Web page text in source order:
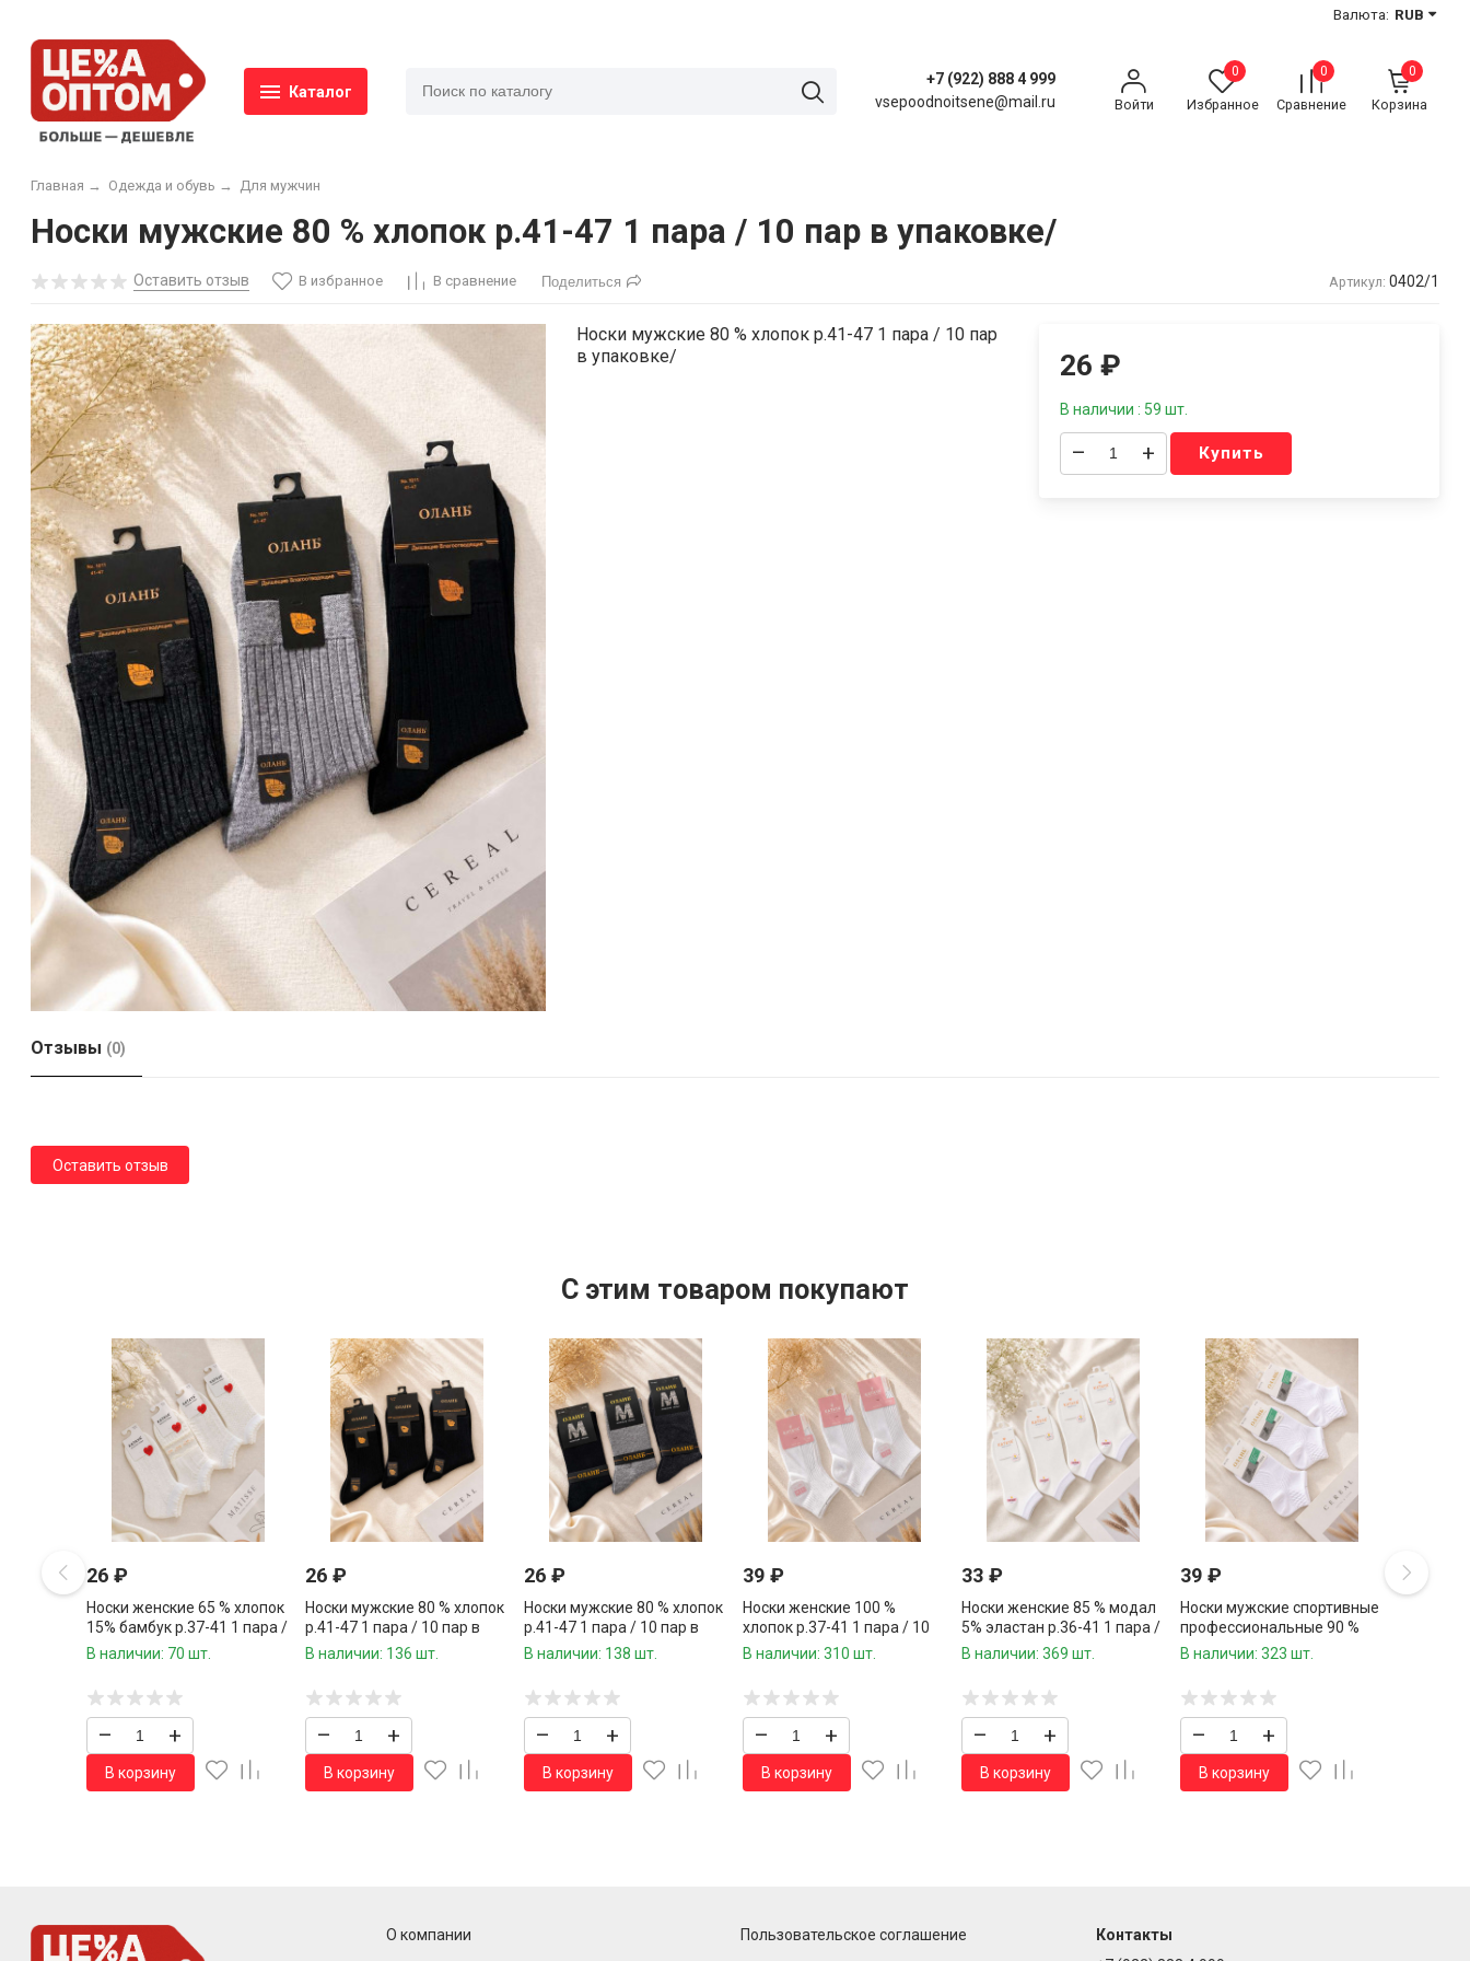
Валюта: RUB
Каталог
+7 (922) 888 4 999
vsepoodnoitsene@mail.ru
Войти
0
Избранное
0
Сравнение
0
Корзина
Главная → Одежда и обувь → Для мужчин
Носки мужские 80 % хлопок р.41-47 1 пара / 10 пар в упаковке/
Оставить отзыв В избранное В сравнение Поделиться Артикул: 0402/1
Носки мужские 80 % хлопок р.41-47 1 пара / 10 пар
в упаковке/
26₽
В наличии : 59 шт.
– + Купить
Отзывы (0)
Оставить отзыв
C этим товаром покупают
26 ₽
Носки женские 65 % хлопок
15% бамбук р.37-41 1 пара /
10 пар в упаковке/
В наличии: 70 шт.
– +
В корзину
26 ₽
Носки мужские 80 % хлопок
р.41-47 1 пара / 10 пар в
упаковке/
В наличии: 136 шт.
– +
В корзину
26 ₽
Носки мужские 80 % хлопок
р.41-47 1 пара / 10 пар в
упаковке/
В наличии: 138 шт.
– +
В корзину
39 ₽
Носки женские 100 %
хлопок р.37-41 1 пара / 10
пар в упаковке/
В наличии: 310 шт.
– +
В корзину
33 ₽
Носки женские 85 % модал
5% эластан р.36-41 1 пара /
10 пар в упаковке/
В наличии: 369 шт.
– +
В корзину
39 ₽
Носки мужские спортивные
профессиональные 90 %
хлопок р.41-47 1 пара / 10
В наличии: 323 шт.
– +
В корзину
О компании Пользовательское соглашение
Контакты